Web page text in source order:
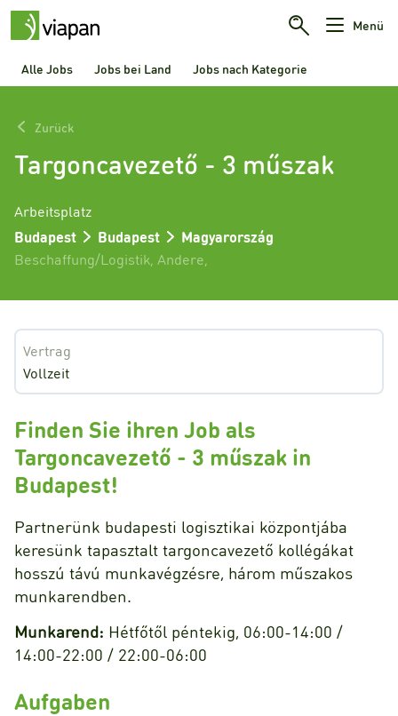
Menü
Alle Jobs Jobs bei Land Jobs nach Kategorie
Zurück
Targoncavezető - 3 műszak
Arbeitsplatz
Budapest
Budapest
Magyarország
Beschaffung/Logistik Andere
Vertrag
Vollzeit
Finden Sie ihren Job als
Targoncavezető - 3 műszak in
Budapest!
Partnerünk budapesti logisztikai központjába
keresünk tapasztalt targoncavezető kollégákat
hosszú távú munkavégzésre, három műszakos
munkarendben.
Munkarend: Hétfőtől péntekig, 06:00-14:00 /
14:00-22:00 / 22:00-06:00
Aufgaben